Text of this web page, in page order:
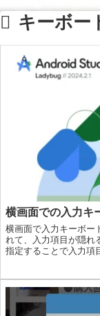
キーボー
横画面での入力キ
横画面で入力キーボー
れて、入力項目が隠れ
指定することで入力項